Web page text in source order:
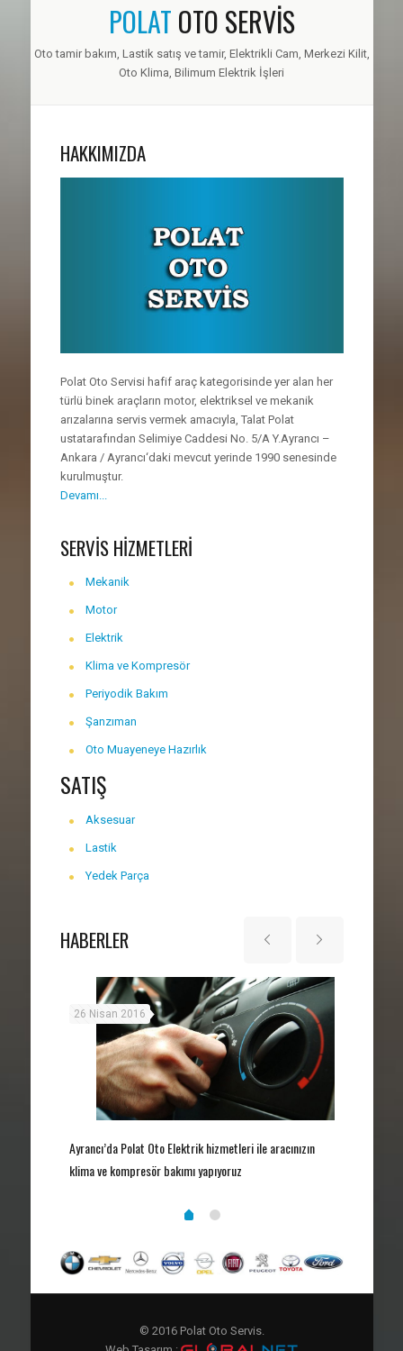
POLAT OTO SERVİS
Oto tamir bakım, Lastik satış ve tamir, Elektrikli Cam, Merkezi Kilit,
Oto Klima, Bilimum Elektrik İşleri
HAKKIMIZDA
Polat Oto Servisi hafif araç kategorisinde yer alan her
türlü binek araçların motor, elektriksel ve mekanik
arızalarına servis vermek amacıyla, Talat Polat
ustatarafından Selimiye Caddesi No. 5/A Y.Ayrancı –
Ankara / Ayrancı‘daki mevcut yerinde 1990 senesinde
kurulmuştur.
Devamı...
SERVİS HİZMETLERİ
Mekanik
Motor
Elektrik
Klima ve Kompresör
Periyodik Bakım
Şanzıman
Oto Muayeneye Hazırlık
SATIŞ
Aksesuar
Lastik
Yedek Parça
HABERLER
26 Nisan 2016
Ayrancı’da Polat Oto Elektrik hizmetleri ile aracınızın
klima ve kompresör bakımı yapıyoruz
© 2016 Polat Oto Servis.